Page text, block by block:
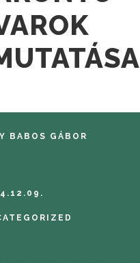
BABOS GÁBOR